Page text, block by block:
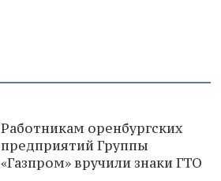
Работникам оренбургских
предприятий Группы
«Газпром» вручили знаки ГТО